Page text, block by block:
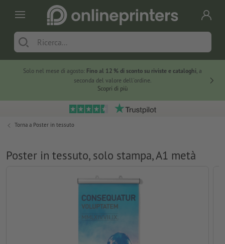
Solo nel mese di agosto: Fino al 12 % di sconto su riviste e cataloghi, a
seconda del valore dell'ordine.
Scopri di più
Torna a Poster in tessuto
Poster in tessuto, solo stampa, A1 metà